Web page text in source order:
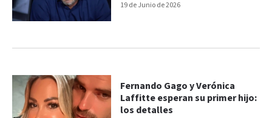
19 de Junio de 2026
Fernando Gago y Verónica
Laffitte esperan su primer hijo:
los detalles